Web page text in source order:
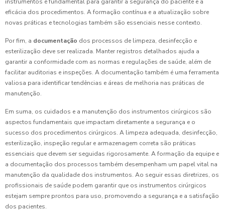
eficácia dos procedimentos. A formação contínua e a atualização sobre
novas práticas e tecnologias também são essenciais nesse contexto.
Por fim, a documentação dos processos de limpeza, desinfecção e
esterilização deve ser realizada. Manter registros detalhados ajuda a
garantir a conformidade com as normas e regulações de saúde, além de
facilitar auditorias e inspeções. A documentação também é uma ferramenta
valiosa para identificar tendências e áreas de melhoria nas práticas de
manutenção.
Em suma, os cuidados e a manutenção dos instrumentos cirúrgicos são
aspectos fundamentais que impactam diretamente a segurança e o
sucesso dos procedimentos cirúrgicos. A limpeza adequada, desinfecção,
esterilização, inspeção regular e armazenagem correta são práticas
essenciais que devem ser seguidas rigorosamente. A formação da equipe e
a documentação dos processos também desempenham um papel vital na
manutenção da qualidade dos instrumentos. Ao seguir essas diretrizes, os
profissionais de saúde podem garantir que os instrumentos cirúrgicos
estejam sempre prontos para uso, promovendo a segurança e a satisfação
dos pacientes.